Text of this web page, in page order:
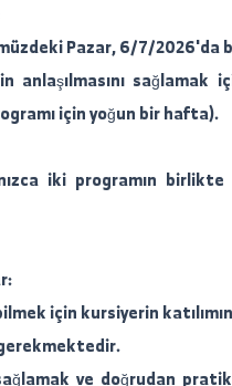
seçkin ve
Pazar, 6/7/
programı için yoğun bir
iki programın